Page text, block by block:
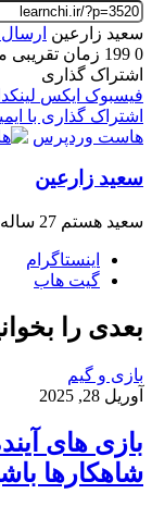
سعید زارعین
0
زمان تقریبی
اشتراک گذاری
فیسبوک ایکس
اشتراک گذاری با
هاست وردپرس
سعید زارعین
سعید هستم 27 ساله، یک عدد تولید محتوا(ئر) خلاق :)))
اینستاگرام
گیت ‌هاب
بعدی را
بازی و گیم
آوریل 28, 2025
شاهکارها